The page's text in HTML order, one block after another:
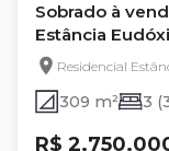
Sobrado à
Estância
com 309 m²
Residencial
309 m² 3
R$